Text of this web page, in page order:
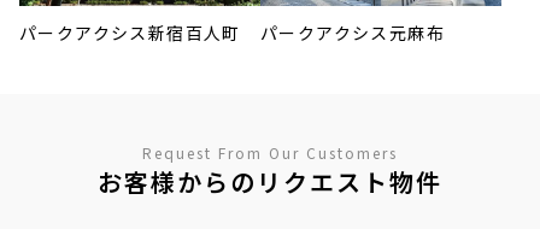
パークアクシス新宿百人町 パークアクシス元麻布
Request From Our Customers
お客様からのリクエスト物件